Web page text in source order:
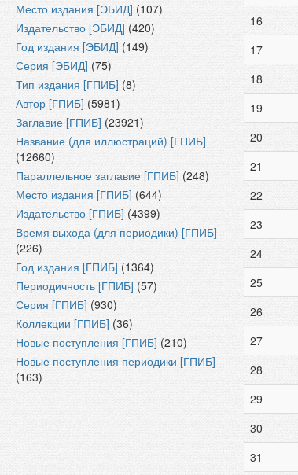
Место издания [ЭБИД] (107)
Издательство [ЭБИД] (420)
Год издания [ЭБИД] (149)
Серия [ЭБИД] (75)
Тип издания [ГПИБ] (8)
Автор [ГПИБ] (5981)
Заглавие [ГПИБ] (23921)
Название (для иллюстраций) [ГПИБ]
(12660)
Параллельное заглавие [ГПИБ] (248)
Место издания [ГПИБ] (644)
Издательство [ГПИБ] (4399)
Время выхода (для периодики) [ГПИБ]
(226)
Год издания [ГПИБ] (1364)
Периодичность [ГПИБ] (57)
Серия [ГПИБ] (930)
Коллекции [ГПИБ] (36)
Новые поступления [ГПИБ] (210)
Новые поступления периодики [ГПИБ]
(163)
16
17
18
19
20
21
22
23
24
25
26
27
28
29
30
31